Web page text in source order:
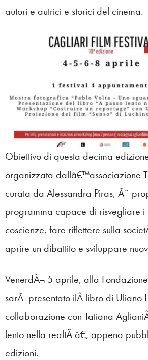
autori e autrici e storici del cinema.
Obiettivo di questa decima
organizzata dallâ€™associazione
curata da Alessandra Piras, Ã¨
programma capace di risvegliare i
coscienze, fare riflettere sulla
aprire un dibattito e sviluppare
VenerdÃ¬ 5 aprile, alla
sarÃ presentato ilÂ libro di Uliano
collaborazione con Tatiana
lento nella realtÃ â€, appena
edizioni.